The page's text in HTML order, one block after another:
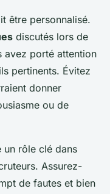
être personnalisé.
discutés lors de
avez porté attention
pertinents. Évitez
donner
ou de
un rôle clé dans
Assurez-
de fautes et bien